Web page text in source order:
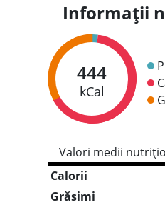
Informații
444
kCal
Valori medii
Calorii
Grăsimi